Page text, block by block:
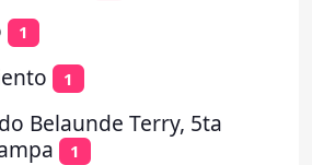
1
1
Belaunde Terry, 5ta
1